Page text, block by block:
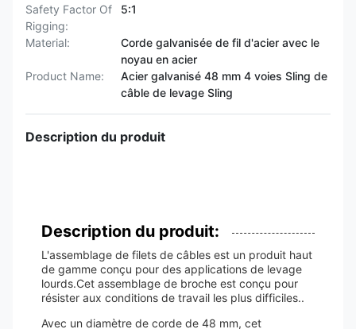
Safety Factor Of
Rigging:
5:1
Material:
Corde galvanisée de fil d'acier avec le
noyau en acier
Product Name:
Acier galvanisé 48 mm 4 voies Sling de
câble de levage Sling
Description du produit
Description du produit:
L'assemblage de filets de câbles est un produit haut
de gamme conçu pour des applications de levage
lourds.Cet assemblage de broche est conçu pour
résister aux conditions de travail les plus difficiles..
Avec un diamètre de corde de 48 mm, cet